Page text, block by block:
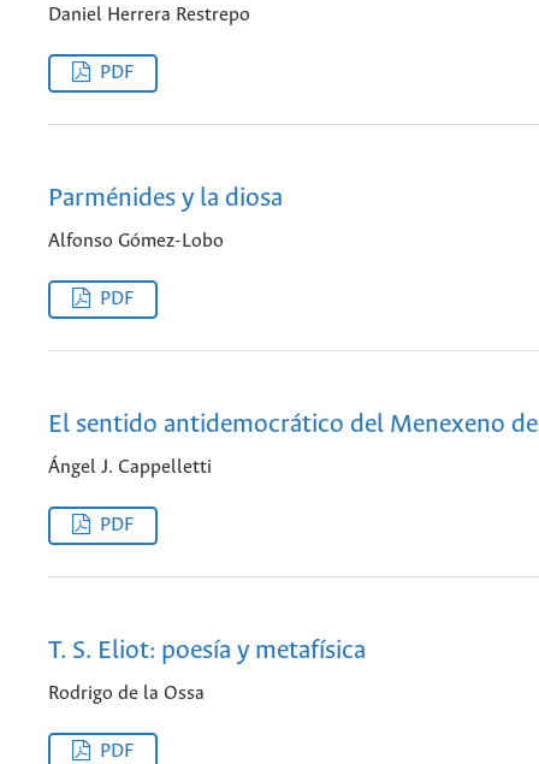
Daniel Herrera Restrepo
PDF
Parménides y la diosa
Alfonso Gómez-Lobo
PDF
El sentido antidemocrático del Menexeno
Ángel J. Cappelletti
PDF
T. S. Eliot: poesía y metafísica
Rodrigo de la Ossa
PDF